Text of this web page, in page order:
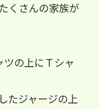
くさんの家族が
ツの上にＴシャ
たジャージの上